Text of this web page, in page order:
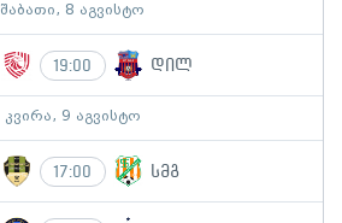
შაბათი, 8 აგვისტო
19:00 დილ
კვირა, 9 აგვისტო
17:00 სმგ